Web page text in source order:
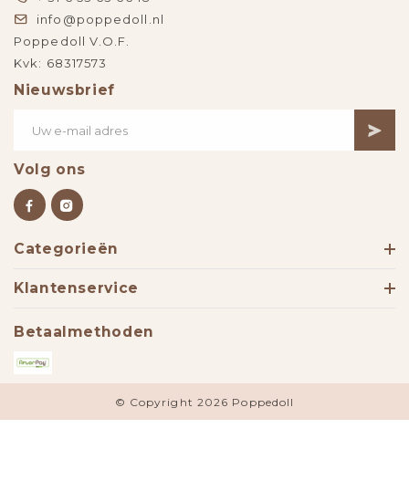
info@poppedoll.nl
Poppedoll V.O.F.
Kvk: 68317573
Nieuwsbrief
Volg ons
Categorieën
Klantenservice
Betaalmethoden
© Copyright 2026 Poppedoll